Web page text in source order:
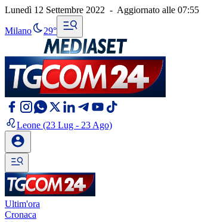
Lunedì 12 Settembre 2022 - Aggiornato alle 07:55
Milano 29°
Leone (23 Lug - 23 Ago)
Ultim'ora
Cronaca